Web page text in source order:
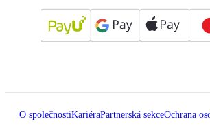
O společnostiKariéraPartnerská sekceOchrana